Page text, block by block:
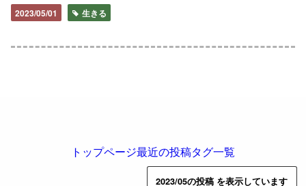
2023/05の投稿 を表示しています
2023/05/01 生きる
トップページ最近の投稿タグ一覧